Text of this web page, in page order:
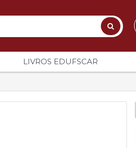
LIVROS EDUFSCAR